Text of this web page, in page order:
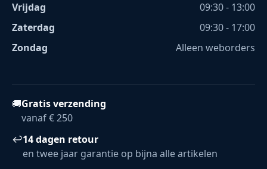
Vrijdag
09:30 - 13:00
Zaterdag
09:30 - 17:00
Zondag
Alleen weborders
🚚Gratis verzending
vanaf € 250
↩14 dagen retour
en twee jaar garantie op bijna alle artikelen